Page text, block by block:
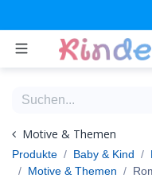
Motive & Themen
Produkte
Baby & Kind
Motive & Themen